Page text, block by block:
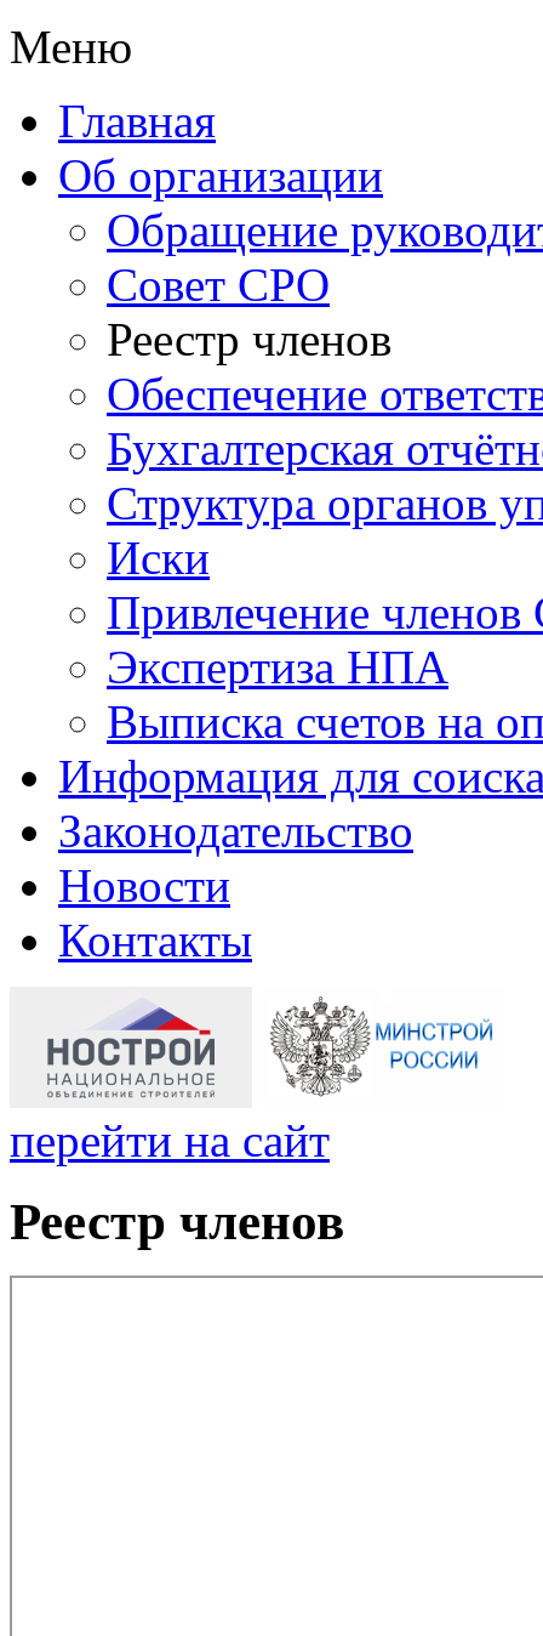
Меню
Главная
Об организации
Обращение
Совет СРО
Реестр членов
Обеспечение
Бухгалтерская
Структура органов
Иски
Привлечение членов
Экспертиза НПА
Выписка счетов на
Информация для
Законодательство
Новости
Контакты
перейти на сайт
Реестр членов